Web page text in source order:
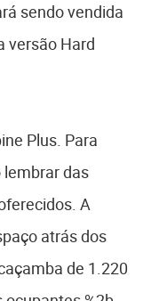
sendo vendida
versão Hard
Plus. Para
das
A
atrás dos
de 1.220